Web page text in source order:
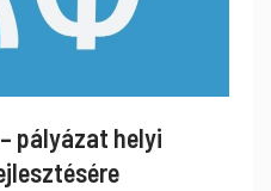
pályázat helyi